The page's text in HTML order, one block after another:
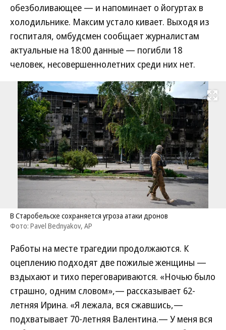
обезболивающее — и напоминает о йогуртах в
холодильнике. Максим устало кивает. Выходя из
госпиталя, омбудсмен сообщает журналистам
актуальные на 18:00 данные — погибли 18
человек, несовершеннолетних среди них нет.
Развернуть
В Старобельске сохраняется угроза атаки дронов
Фото: Pavel Bednyakov, AP
Работы на месте трагедии продолжаются. К
оцеплению подходят две пожилые женщины —
вздыхают и тихо переговариваются. «Ночью было
страшно, одним словом»,— рассказывает 62-
летняя Ирина. «Я лежала, вся сжавшись,—
подхватывает 70-летняя Валентина.— У меня вся